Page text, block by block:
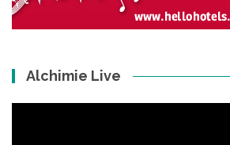
Alchimie Live